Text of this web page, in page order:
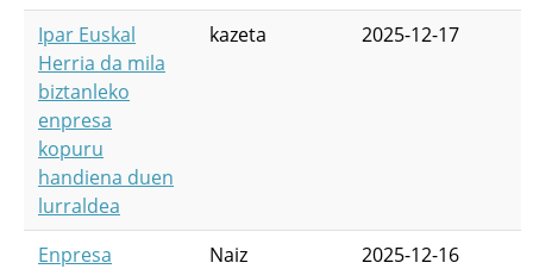
Ipar Euskal
Herria da mila
biztanleko
enpresa
kopuru
handiena duen
lurraldea
kazeta 2025-12-17
Enpresa
Naiz 2025-12-16